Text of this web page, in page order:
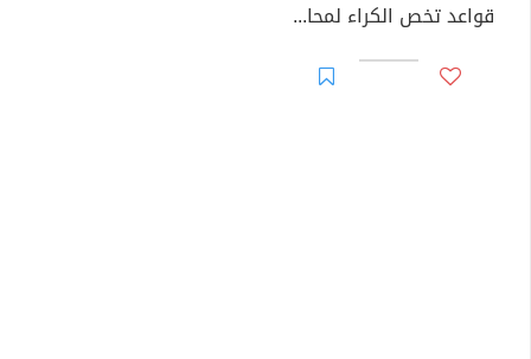
قواعد تخص الكراء لمحاكم الاستئناف العادية والنقض